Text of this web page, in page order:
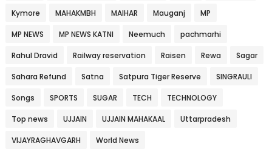
Kymore MAHAKMBH MAIHAR Mauganj MP
MP NEWS MP NEWS KATNI Neemuch pachmarhi
Rahul Dravid Railway reservation Raisen Rewa Sagar
Sahara Refund Satna Satpura Tiger Reserve SINGRAULI
Songs SPORTS SUGAR TECH TECHNOLOGY
Top news UJJAIN UJJAIN MAHAKAAL Uttarpradesh
VIJAYRAGHAVGARH World News